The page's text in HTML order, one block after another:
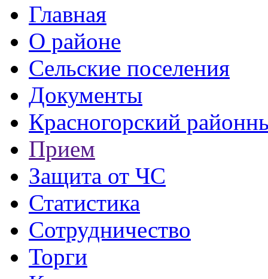
Главная
О районе
Сельские поселения
Документы
Красногорский
Прием
Защита от ЧС
Статистика
Сотрудничество
Торги